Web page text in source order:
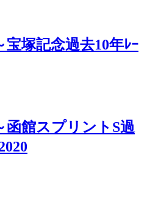
塚記念過去10年ﾚｰ
函館スプリントS過